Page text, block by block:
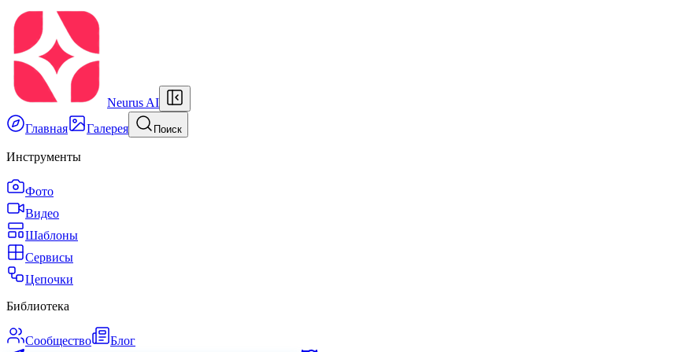
Neurus AI
Главная
Галерея Поиск
Инструменты
Фото
Видео
Шаблоны
Сервисы
Цепочки
Библиотека
Сообщество
Блог